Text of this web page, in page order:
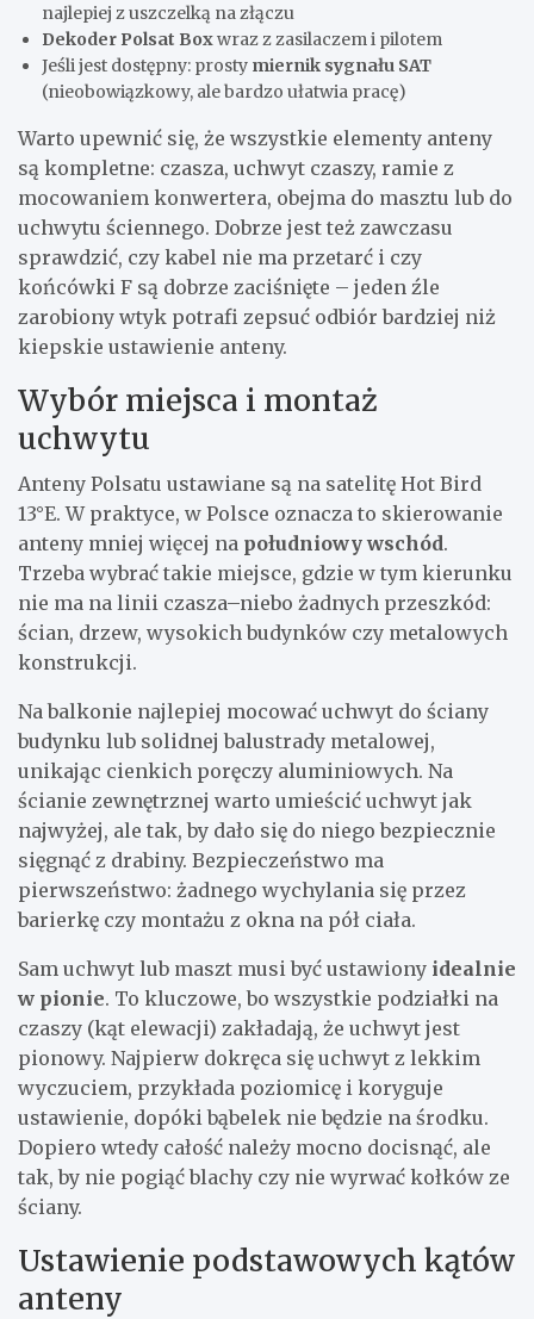
najlepiej z uszczelką na złączu
Dekoder Polsat Boxwraz z zasilaczem i pilotem
Jeśli jest dostępny: prosty miernik sygnału SAT
(nieobowiązkowy, ale bardzo ułatwia pracę)
Warto upewnić się, że wszystkie elementy anteny
są kompletne: czasza, uchwyt czaszy, ramie z
mocowaniem konwertera, obejma do masztu lub do
uchwytu ściennego. Dobrze jest też zawczasu
sprawdzić, czy kabel nie ma przetarć i czy
końcówki F są dobrze zaciśnięte – jeden źle
zarobiony wtyk potrafi zepsuć odbiór bardziej niż
kiepskie ustawienie anteny.
Wybór miejsca i montaż
uchwytu
Anteny Polsatu ustawiane są na satelitę Hot Bird
13°E. W praktyce, w Polsce oznacza to skierowanie
anteny mniej więcej na południowy wschód.
Trzeba wybrać takie miejsce, gdzie w tym kierunku
nie ma na linii czasza–niebo żadnych przeszkód:
ścian, drzew, wysokich budynków czy metalowych
konstrukcji.
Na balkonie najlepiej mocować uchwyt do ściany
budynku lub solidnej balustrady metalowej,
unikając cienkich poręczy aluminiowych. Na
ścianie zewnętrznej warto umieścić uchwyt jak
najwyżej, ale tak, by dało się do niego bezpiecznie
sięgnąć z drabiny. Bezpieczeństwo ma
pierwszeństwo: żadnego wychylania się przez
barierkę czy montażu z okna na pół ciała.
Sam uchwyt lub maszt musi być ustawiony idealnie
w pionie. To kluczowe, bo wszystkie podziałki na
czaszy (kąt elewacji) zakładają, że uchwyt jest
pionowy. Najpierw dokręca się uchwyt z lekkim
wyczuciem, przykłada poziomicę i koryguje
ustawienie, dopóki bąbelek nie będzie na środku.
Dopiero wtedy całość należy mocno docisnąć, ale
tak, by nie pogiąć blachy czy nie wyrwać kołków ze
ściany.
Ustawienie podstawowych kątów
anteny